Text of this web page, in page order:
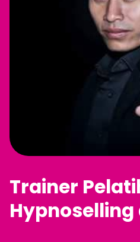
Trainer
Hypnoselling